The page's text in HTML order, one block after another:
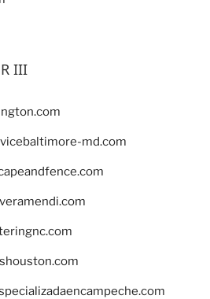
III
md.com